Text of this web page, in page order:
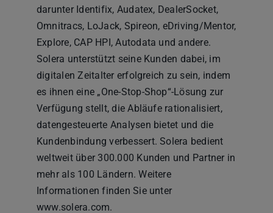
darunter Identifix, Audatex, DealerSocket,
Omnitracs, LoJack, Spireon, eDriving/Mentor,
Explore, CAP HPI, Autodata und andere.
Solera unterstützt seine Kunden dabei, im
digitalen Zeitalter erfolgreich zu sein, indem
es ihnen eine „One-Stop-Shop“-Lösung zur
Verfügung stellt, die Abläufe rationalisiert,
datengesteuerte Analysen bietet und die
Kundenbindung verbessert. Solera bedient
weltweit über 300.000 Kunden und Partner in
mehr als 100 Ländern. Weitere
Informationen finden Sie unter
www.solera.com.